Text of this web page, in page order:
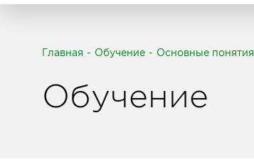
Главная Обучение Основные понятия
Обучение